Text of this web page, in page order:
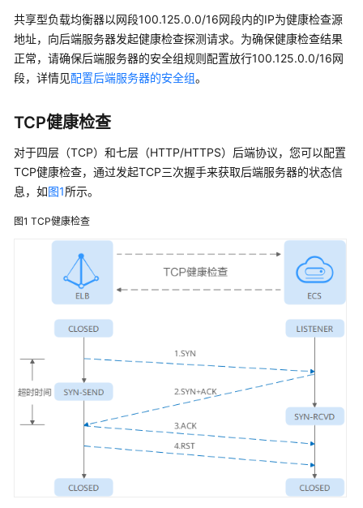
使
用
ELB
的
限
负
载
均
器
听
后
务
端
服
共享型负载均衡器以网段100.125.0.0/16网段内的IP为健康检查源
地址，向后端服务器发起健康检查探测请求。为确保健康检查结果
正常，请确保后端服务器的安全组规则配置放行100.125.0.0/16网
段，详情见配置后端服务器的安全组。
TCP健康检查
对于四层（TCP）和七层（HTTP/HTTPS）后端协议，您可以配置
TCP健康检查，通过发起TCP三次握手来获取后端服务器的状态信
息，如图1所示。
图1 TCP健康检查